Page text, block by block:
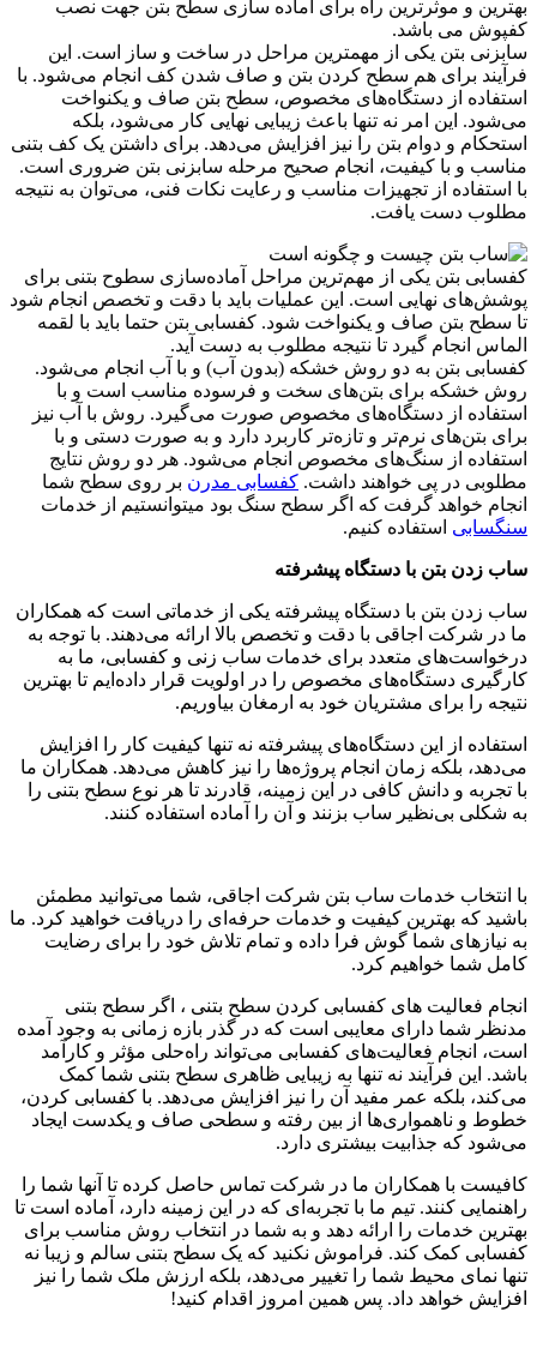
بهترین و موثرترین راه برای آماده سازی سطح بتن جهت نصب
کفپوش می باشد.
سابزنی بتن یکی از مهمترین مراحل در ساخت و ساز است. این
فرآیند برای هم سطح کردن بتن و صاف شدن کف انجام می‌شود. با
استفاده از دستگاه‌های مخصوص، سطح بتن صاف و یکنواخت
می‌شود. این امر نه تنها باعث زیبایی نهایی کار می‌شود، بلکه
استحکام و دوام بتن را نیز افزایش می‌دهد. برای داشتن یک کف بتنی
مناسب و با کیفیت، انجام صحیح مرحله سابزنی بتن ضروری است.
با استفاده از تجهیزات مناسب و رعایت نکات فنی، می‌توان به نتیجه
مطلوب دست یافت.
کفسابی بتن یکی از مهم‌ترین مراحل آماده‌سازی سطوح بتنی برای
پوشش‌های نهایی است. این عملیات باید با دقت و تخصص انجام شود
تا سطح بتن صاف و یکنواخت شود. کفسابی بتن حتما باید با لقمه
الماس انجام گیرد تا نتیجه مطلوب به دست آید.
کفسابی بتن به دو روش خشکه (بدون آب) و با آب انجام می‌شود.
روش خشکه برای بتن‌های سخت و فرسوده مناسب است و با
استفاده از دستگاه‌های مخصوص صورت می‌گیرد. روش با آب نیز
برای بتن‌های نرم‌تر و تازه‌تر کاربرد دارد و به صورت دستی و با
استفاده از سنگ‌های مخصوص انجام می‌شود. هر دو روش نتایج
مطلوبی در پی خواهند داشت. کفسابی مدرن بر روی سطح شما
انجام خواهد گرفت که اگر سطح سنگ بود میتوانستیم از خدمات
سنگسابی استفاده کنیم.
ساب زدن بتن با دستگاه پیشرفته
ساب زدن بتن با دستگاه پیشرفته یکی از خدماتی است که همکاران
ما در شرکت اجاقی با دقت و تخصص بالا ارائه می‌دهند. با توجه به
درخواست‌های متعدد برای خدمات ساب زنی و کفسابی، ما به
کارگیری دستگاه‌های مخصوص را در اولویت قرار داده‌ایم تا بهترین
نتیجه را برای مشتریان خود به ارمغان بیاوریم.
استفاده از این دستگاه‌های پیشرفته نه تنها کیفیت کار را افزایش
می‌دهد، بلکه زمان انجام پروژه‌ها را نیز کاهش می‌دهد. همکاران ما
با تجربه و دانش کافی در این زمینه، قادرند تا هر نوع سطح بتنی را
به شکلی بی‌نظیر ساب بزنند و آن را آماده استفاده کنند.
با انتخاب خدمات ساب بتن شرکت اجاقی، شما می‌توانید مطمئن
باشید که بهترین کیفیت و خدمات حرفه‌ای را دریافت خواهید کرد. ما
به نیازهای شما گوش فرا داده و تمام تلاش خود را برای رضایت
کامل شما خواهیم کرد.
انجام فعالیت های کفسابی کردن سطح بتنی ، اگر سطح بتنی
مدنظر شما دارای معایبی است که در گذر بازه زمانی به وجود آمده
است، انجام فعالیت‌های کفسابی می‌تواند راه‌حلی مؤثر و کارآمد
باشد. این فرآیند نه تنها به زیبایی ظاهری سطح بتنی شما کمک
می‌کند، بلکه عمر مفید آن را نیز افزایش می‌دهد. با کفسابی کردن،
خطوط و ناهمواری‌ها از بین رفته و سطحی صاف و یکدست ایجاد
می‌شود که جذابیت بیشتری دارد.
کافیست با همکاران ما در شرکت تماس حاصل کرده تا آنها شما را
راهنمایی کنند. تیم ما با تجربه‌ای که در این زمینه دارد، آماده است تا
بهترین خدمات را ارائه دهد و به شما در انتخاب روش مناسب برای
کفسابی کمک کند. فراموش نکنید که یک سطح بتنی سالم و زیبا نه
تنها نمای محیط شما را تغییر می‌دهد، بلکه ارزش ملک شما را نیز
افزایش خواهد داد. پس همین امروز اقدام کنید!